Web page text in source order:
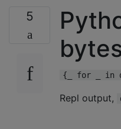
5
{_ for _ in
Repl output,